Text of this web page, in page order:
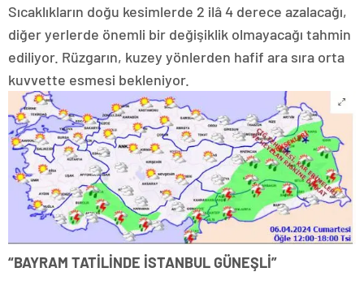
Sıcaklıkların doğu kesimlerde 2 ilâ 4 derece azalacağı,
diğer yerlerde önemli bir değişiklik olmayacağı tahmin
ediliyor. Rüzgarın, kuzey yönlerden hafif ara sıra orta
kuvvette esmesi bekleniyor.
“BAYRAM TATİLİNDE İSTANBUL GÜNEŞLİ”